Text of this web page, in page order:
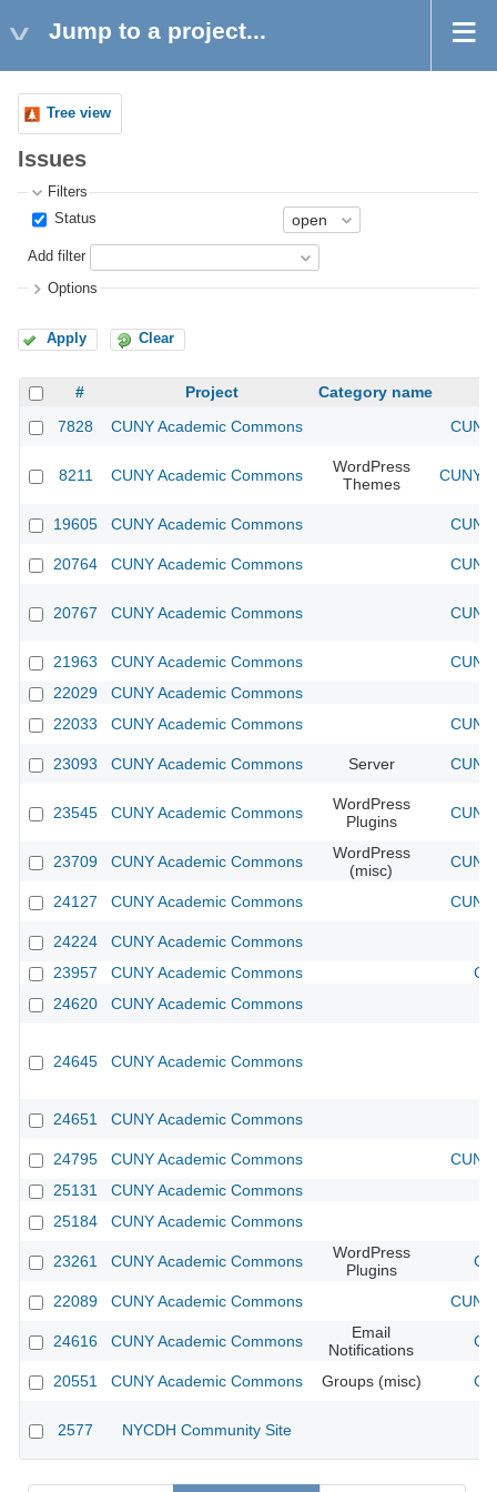
Jump to a project...
Tree view
Issues
Filters
Status
Add filter
Options
Apply Clear
# Project
Category name
7828
CUNY Academic Commons
8211 CUNY Academic Commons
WordPress
Themes
CUNY
19605 CUNY Academic Commons
20764 CUNY Academic Commons
20767 CUNY Academic Commons
21963 CUNY Academic Commons
22029
CUNY Academic Commons
22033
CUNY Academic Commons
23093 CUNY Academic Commons Server
23545 CUNY Academic Commons
WordPress
Plugins
23709 CUNY Academic Commons
WordPress
(misc)
24127 CUNY Academic Commons
24224
CUNY Academic Commons
23957
CUNY Academic Commons
24620
CUNY Academic Commons
24645 CUNY Academic Commons
24651 CUNY Academic Commons
24795 CUNY Academic Commons
25131
CUNY Academic Commons
25184
CUNY Academic Commons
23261 CUNY Academic Commons
WordPress
Plugins
22089 CUNY Academic Commons
24616 CUNY Academic Commons
Email
Notifications
20551 CUNY Academic Commons Groups (misc)
2577 NYCDH Community Site